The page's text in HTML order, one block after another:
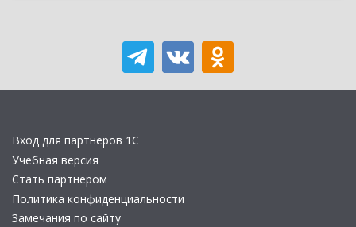
Вход для партнеров 1С
Учебная версия
Стать партнером
Политика конфиденциальности
Замечания по сайту